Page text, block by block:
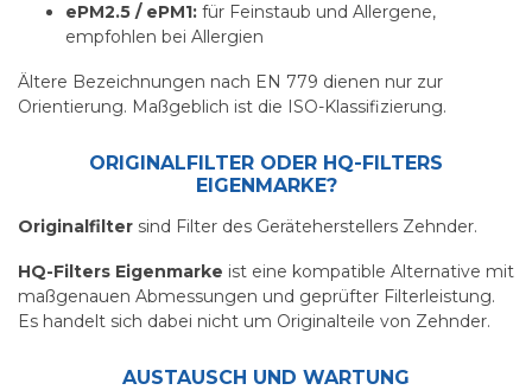
ePM2.5 / ePM1: für Feinstaub und Allergene,
empfohlen bei Allergien
Ältere Bezeichnungen nach EN 779 dienen nur zur
Orientierung. Maßgeblich ist die ISO-Klassifizierung.
ORIGINALFILTER ODER HQ-FILTERS
EIGENMARKE?
Originalfilter sind Filter des Geräteherstellers Zehnder.
HQ-Filters Eigenmarke ist eine kompatible Alternative mit
maßgenauen Abmessungen und geprüfter Filterleistung.
Es handelt sich dabei nicht um Originalteile von Zehnder.
AUSTAUSCH UND WARTUNG